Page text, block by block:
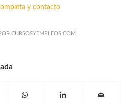
y contacto
POR CURSOSYEMPLEOS.COM